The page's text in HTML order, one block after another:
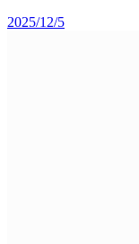
2025/12/5